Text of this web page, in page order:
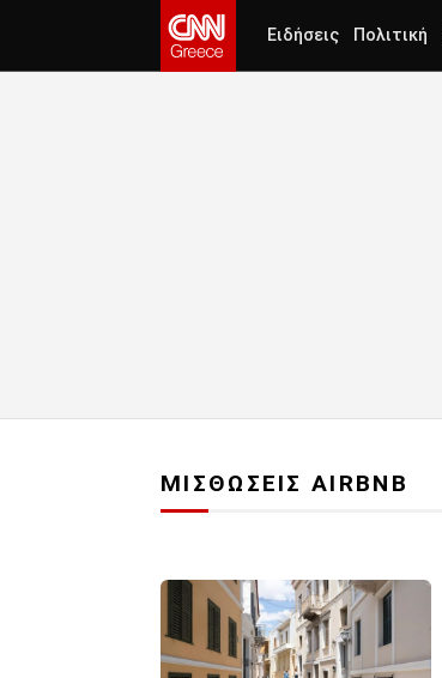
Ειδήσεις Πολιτική
ΜΙΣΘΩΣΕΙΣ AIRBNB